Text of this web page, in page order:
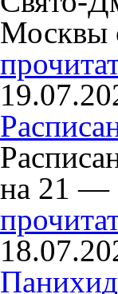
Москвы
на 21 —